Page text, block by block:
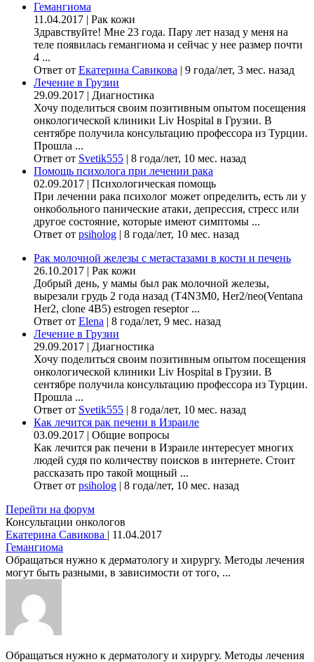
Гемангиома
11.04.2017 | Рак кожи
Здравствуйте! Мне 23 года. Пару лет назад у меня на
теле появилась гемангиома и сейчас у нее размер почти
4 ...
Ответ от Екатерина Савикова | 9 года/лет, 3 мес. назад
Лечение в Грузии
29.09.2017 | Диагностика
Хочу поделиться своим позитивным опытом посещения
онкологической клиники Liv Hospital в Грузии. В
сентябре получила консультацию профессора из Турции.
Прошла ...
Ответ от Svetik555 | 8 года/лет, 10 мес. назад
Помощь психолога при лечении рака
02.09.2017 | Психологическая помощь
При лечении рака психолог может определить, есть ли у
онкобольного панические атаки, депрессия, стресс или
другое состояние, которые имеют симптомы ...
Ответ от psiholog | 8 года/лет, 10 мес. назад
Рак молочной железы с метастазами в кости и печень
26.10.2017 | Рак кожи
Добрый день, у мамы был рак молочной железы,
вырезали грудь 2 года назад (Т4N3M0, Her2/neo(Ventana
Her2, clone 4B5) estrogen reseptor ...
Ответ от Elena | 8 года/лет, 9 мес. назад
Лечение в Грузии
29.09.2017 | Диагностика
Хочу поделиться своим позитивным опытом посещения
онкологической клиники Liv Hospital в Грузии. В
сентябре получила консультацию профессора из Турции.
Прошла ...
Ответ от Svetik555 | 8 года/лет, 10 мес. назад
Как лечится рак печени в Израиле
03.09.2017 | Общие вопросы
Как лечится рак печени в Израиле интересует многих
людей судя по количеству поисков в интернете. Стоит
рассказать про такой мощный ...
Ответ от psiholog | 8 года/лет, 10 мес. назад
Перейти на форум
Консультации онкологов
Екатерина Савикова | 11.04.2017
Гемангиома
Обращаться нужно к дерматологу и хирургу. Методы лечения
могут быть разными, в зависимости от того, ...
Обращаться нужно к дерматологу и хирургу. Методы лечения